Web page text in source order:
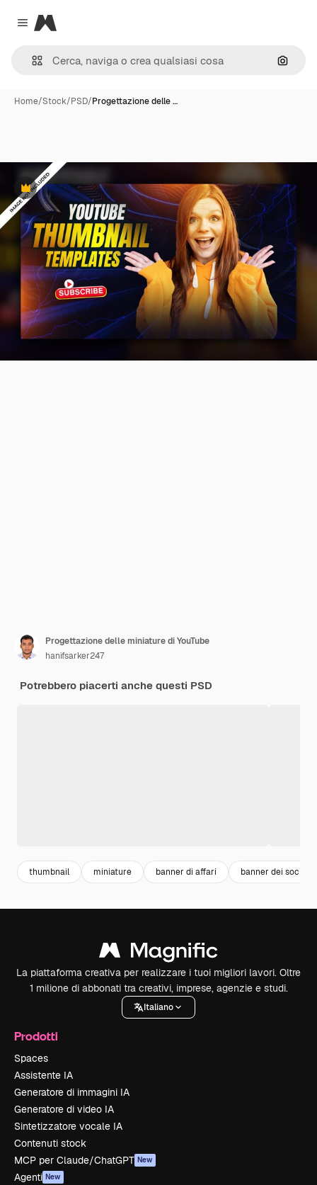
Close menu
Magnific
Cerca
Home/Stock/PSD/Progettazione delle …
Premium
Progettazione delle miniature di YouTube
hanifsarker247
Potrebbero piacerti anche questi PSD
thumbnail miniature banner di affari banner dei social
La piattaforma creativa per realizzare i tuoi migliori lavori. Oltre
1 milione di abbonati tra creativi, imprese, agenzie e studi.
Italiano
Prodotti
Spaces
Assistente IA
Generatore di immagini IA
Generatore di video IA
Sintetizzatore vocale IA
Contenuti stock
MCP per Claude/ChatGPT New
Agenti New